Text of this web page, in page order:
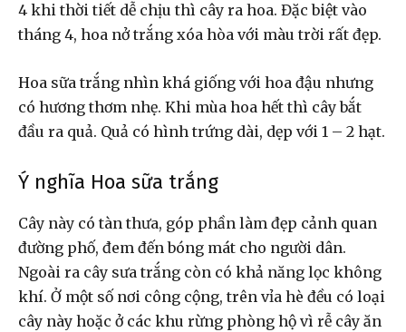
4 khi thời tiết dễ chịu thì cây ra hoa. Đặc biệt vào
tháng 4, hoa nở trắng xóa hòa với màu trời rất đẹp.
Hoa sữa trắng nhìn khá giống với hoa đậu nhưng
có hương thơm nhẹ. Khi mùa hoa hết thì cây bắt
đầu ra quả. Quả có hình trứng dài, dẹp với 1 – 2 hạt.
Ý nghĩa Hoa sữa trắng
Cây này có tàn thưa, góp phần làm đẹp cảnh quan
đường phố, đem đến bóng mát cho người dân.
Ngoài ra cây sưa trắng còn có khả năng lọc không
khí. Ở một số nơi công cộng, trên vỉa hè đều có loại
cây này hoặc ở các khu rừng phòng hộ vì rễ cây ăn